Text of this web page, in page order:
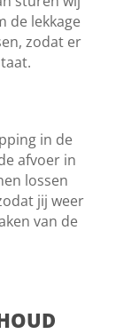
de lekkage
zodat er
in de
afvoer in
lossen
jij weer
van de